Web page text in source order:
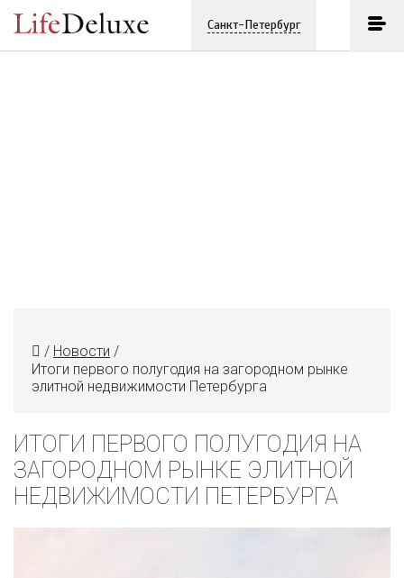
Санкт-Петербург
/ Новости /
Итоги первого полугодия на загородном рынке
элитной недвижимости Петербурга
ИТОГИ ПЕРВОГО ПОЛУГОДИЯ НА
ЗАГОРОДНОМ РЫНКЕ ЭЛИТНОЙ
НЕДВИЖИМОСТИ ПЕТЕРБУРГА